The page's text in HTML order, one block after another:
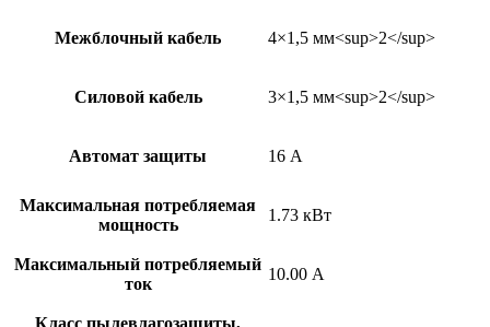
Межблочный кабель 4×1,5 мм<sup>2</sup>
Силовой кабель 3×1,5 мм<sup>2</sup>
Автомат защиты 16 А
Максимальная потребляемая
мощность
1.73 кВт
Максимальный потребляемый
ток
10.00 А
Класс пылевлагозащиты,